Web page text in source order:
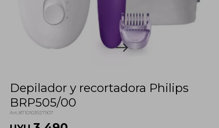
Depilador y recortadora Philips
BRP505/00
8710103927907